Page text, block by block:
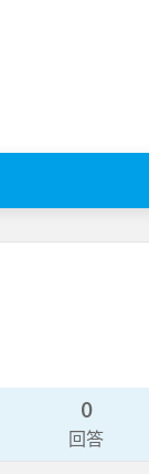
0
回答